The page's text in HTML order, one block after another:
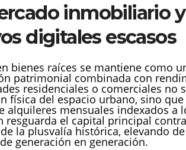
inmobiliario
digitales escasos
bienes raíces se mantiene como
patrimonial combinada con
residenciales o comerciales no
física del espacio urbano, sino
alquileres mensuales indexados a
resguarda el capital principal
la plusvalía histórica, elevando
generación en generación.